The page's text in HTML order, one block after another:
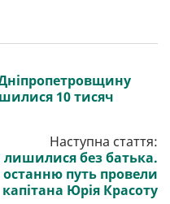
10 тисяч
Наступна стаття:
без батька.
путь провели
капітана Юрія Красоту